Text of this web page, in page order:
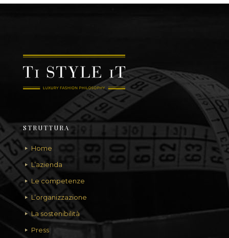
STRUTTURA
Home
L’azienda
Le competenze
L’organizzazione
La sostenibilità
Press